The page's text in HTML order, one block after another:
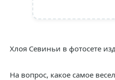
Хлоя Севиньи в фотосете
На вопрос, какое самое